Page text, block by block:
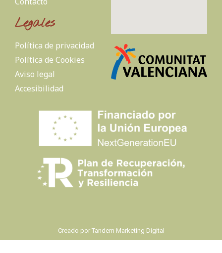
Legales
Política de privacidad
Política de Cookies
Aviso legal
Accesibilidad
Creado por Tandem Marketing Digital